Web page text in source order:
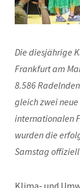
Die diesjährige
Frankfurt am
8.586
gleich zwei
internationalen
wurden die
Samstag